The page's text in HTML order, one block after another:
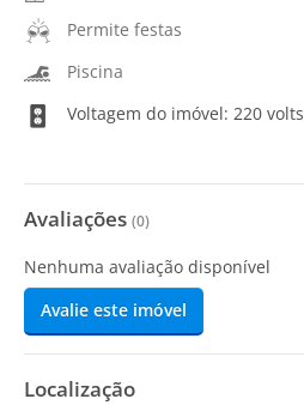
Permite festas
Piscina
Voltagem do imóvel: 220 volts
Avaliações (0)
Nenhuma avaliação disponível
Avalie este imóvel
Localização